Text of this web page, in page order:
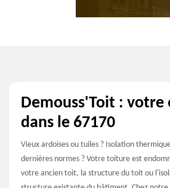
Demouss'Toit :
dans le 67170
Vieux ardoises ou tuiles ? Isolation
dernières normes ? Votre toiture est
votre ancien toit, la structure du toit ou